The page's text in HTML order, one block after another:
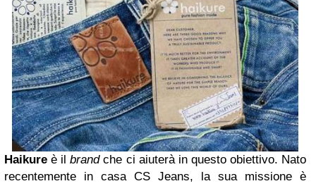
Haikure è ilbrandche ci aiuterà in questo obiettivo. Nato
recentemente in casa CS Jeans, la sua missione è